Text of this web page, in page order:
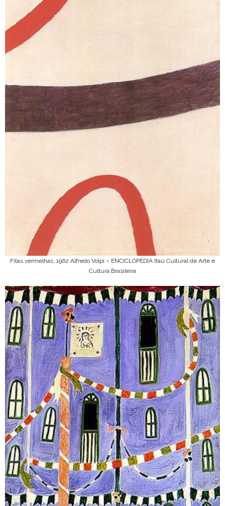
Fitas vermelhas, 1962 Alfredo Volpi – ENCICLOPÉDIA Itaú Cultural de Arte e
Cultura Brasileira